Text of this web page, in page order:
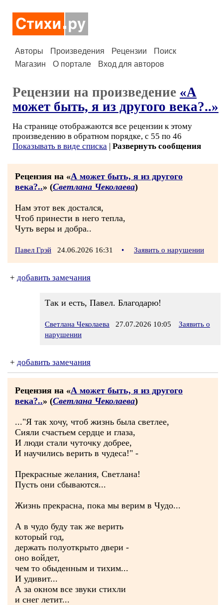
Авторы Произведения Рецензии
Поиск
Магазин
О портале Вход для авторов
Рецензии на произведение «А
может быть, я из другого века?..»
На странице отображаются все рецензии к этому
произведению в обратном порядке, с 55 по 46
Показывать в виде списка | Развернуть сообщения
Рецензия на «А может быть, я из другого
века?..» (Светлана Чеколаева)
Нам этот век достался,
Чтоб принести в него тепла,
Чуть веры и добра..
Павел Грэй 24.06.2026 16:31 • Заявить о нарушении
+ добавить замечания
Так и есть, Павел. Благодарю!
Светлана Чеколаева 27.07.2026 10:05
Заявить о
нарушении
+ добавить замечания
Рецензия на «А может быть, я из другого
века?..» (Светлана Чеколаева)
..."Я так хочу, чтоб жизнь была светлее,
Сияли счастьем сердце и глаза,
И люди стали чуточку добрее,
И научились верить в чудеса!" -
Прекрасные желания, Светлана!
Пусть они сбываются...
Жизнь прекрасна, пока мы верим в Чудо...
А в чудо буду так же верить
который год,
держать полуоткрыто двери -
оно войдет,
чем то обыденным и тихим...
И удивит...
А за окном все звуки стихли
и снег летит...